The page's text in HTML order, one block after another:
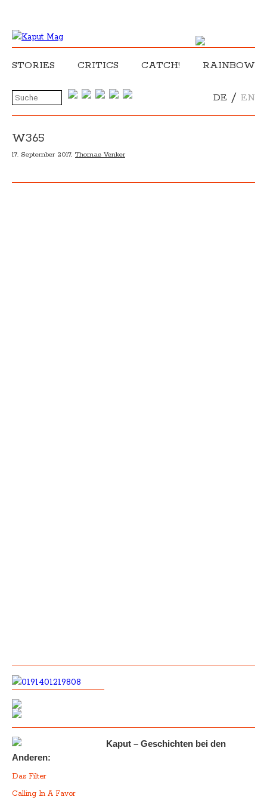
STORIES CRITICS CATCH! RAINBOW
DE / EN
W365
17. September 2017, Thomas Venker
Kaput – Geschichten bei den
Anderen:
Das Filter
Calling In A Favor